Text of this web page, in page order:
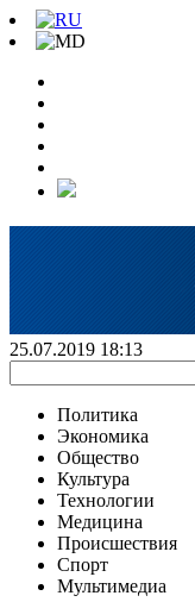
25.07.2019 18:13
Политика
Экономика
Общество
Культура
Технологии
Медицина
Происшествия
Спорт
Мультимедиа